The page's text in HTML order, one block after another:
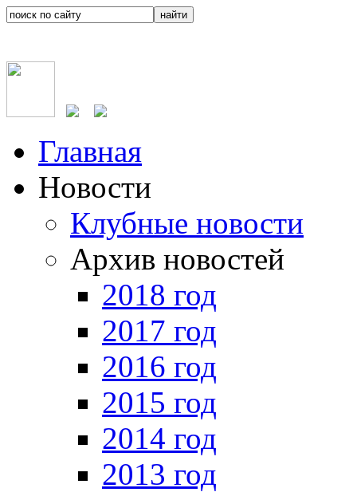
Главная
Новости
Клубные новости
Архив новостей
2018 год
2017 год
2016 год
2015 год
2014 год
2013 год